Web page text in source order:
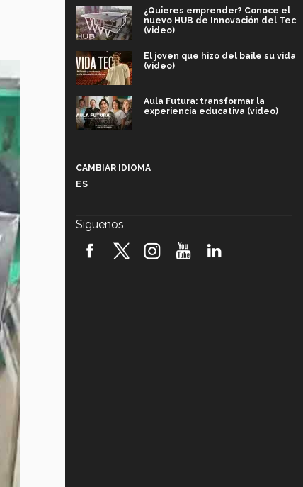
¿Quieres emprender? Conoce el
nuevo HUB de Innovación del Tec
(video)
El joven que hizo del baile su vida
(video)
Aula Futura: transformar la
experiencia educativa (video)
robótica FIRST 2026! (video)
CAMBIAR IDIOMA
ES
Síguenos